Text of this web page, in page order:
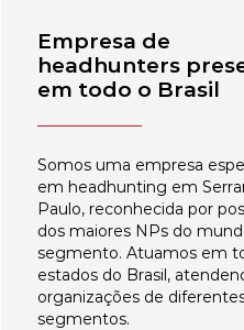
Empresa de
headhunters
em todo o Brasil
Somos uma empresa
em headhunting em
Paulo, reconhecida por
dos maiores NPs do
segmento. Atuamos em
estados do Brasil,
organizações de
segmentos.